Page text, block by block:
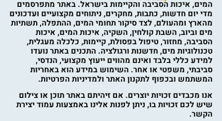
המים, איכות הסביבה והקיימות בישראל. באתר מתפרסמים
מדי יום חדשות, כתבות, מחקרים, ניתוחים מקצועיים ועדכונים
מהארץ ומהעולם, לצד סיקור תחומי המים, ההתפלה, תשתיות
מים וביוב, השבת קולחין, השקיה, איכות המים, איכות
הסביבה, מחזור, טיפול בפסולת, קיימות, כלכלה מעגלית,
טכנולוגיות מים, חדשנות ורגולציה. התכנים באתר נועדו
למידע כללי בלבד ואינם מהווים ייעוץ מקצועי, הנדסי,
סביבתי, משפטי או אחר. השימוש במידע הוא באחריות
המשתמש ובכפוף לתקנון האתר ולמדיניות הפרטיות.
אנו מכבדים זכויות יוצרים. אם זיהיתם באתר תוכן או צילום
שיש לכם זכויות בו, ניתן לפנות אלינו באמצעות עמוד יצירת
הקשר.